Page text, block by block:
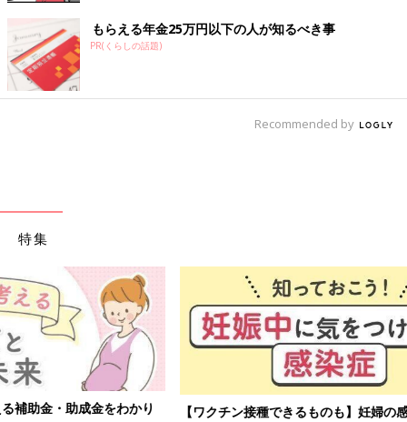
もらえる年金25万円以下の人が知るべき事
PR(くらしの話題)
Recommended by
特集
【ワクチン接種できるものも】妊婦の感染症対策、知っておいて！